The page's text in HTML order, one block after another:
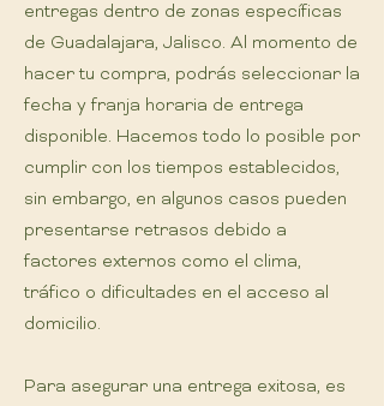
entregas dentro de zonas específicas
de Guadalajara, Jalisco. Al momento de
hacer tu compra, podrás seleccionar la
fecha y franja horaria de entrega
disponible. Hacemos todo lo posible por
cumplir con los tiempos establecidos,
sin embargo, en algunos casos pueden
presentarse retrasos debido a
factores externos como el clima,
tráfico o dificultades en el acceso al
domicilio.
Para asegurar una entrega exitosa, es